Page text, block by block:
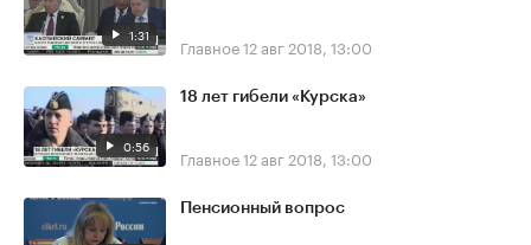
1:31 Главное12 авг 2018, 13:00
0:56
18 лет гибели «Курска»
Главное12 авг 2018, 13:00
Пенсионный вопрос